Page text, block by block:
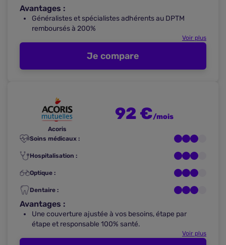
Avantages :
Généralistes et spécialistes adhérents au DPTM
remboursés à 200%
Voir plus
Je compare
Acoris
92 €/mois
Soins médicaux :
Hospitalisation :
Optique :
Dentaire :
Avantages :
Une couverture ajustée à vos besoins, étape par
étape et responsable 100% santé.
Voir plus